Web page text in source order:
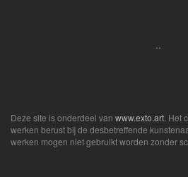
..
Deze site is onderdeel van www.exto.art .
werken berust bij de desbetreffende
werken mogen niet gebruikt worden zonder